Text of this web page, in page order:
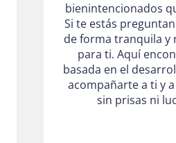
bienintencionados
Si te estás
de forma tranquila y
para ti. Aquí
basada en el
acompañarte a ti y
sin prisas ni